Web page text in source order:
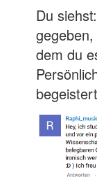
Du
dem du